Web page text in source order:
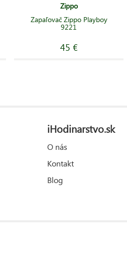
Zippo
Zapaľovač Zippo Playboy
9221
45 €
iHodinarstvo.sk
O nás
Kontakt
Blog